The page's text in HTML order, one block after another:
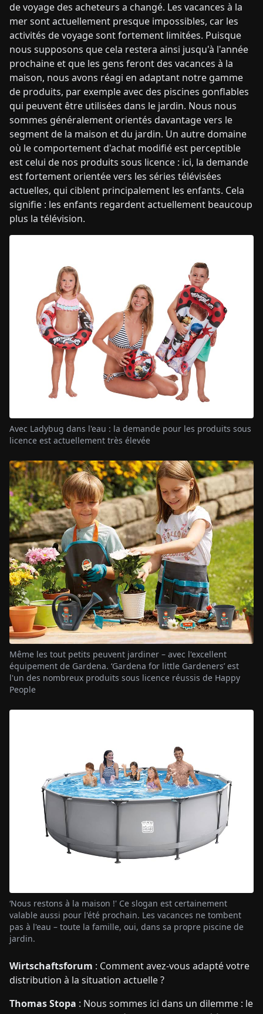
de voyage des acheteurs a changé. Les vacances à la
mer sont actuellement presque impossibles, car les
activités de voyage sont fortement limitées. Puisque
nous supposons que cela restera ainsi jusqu'à l'année
prochaine et que les gens feront des vacances à la
maison, nous avons réagi en adaptant notre gamme
de produits, par exemple avec des piscines gonflables
qui peuvent être utilisées dans le jardin. Nous nous
sommes généralement orientés davantage vers le
segment de la maison et du jardin. Un autre domaine
où le comportement d'achat modifié est perceptible
est celui de nos produits sous licence : ici, la demande
est fortement orientée vers les séries télévisées
actuelles, qui ciblent principalement les enfants. Cela
signifie : les enfants regardent actuellement beaucoup
plus la télévision.
Avec Ladybug dans l'eau : la demande pour les produits sous
licence est actuellement très élevée
Même les tout petits peuvent jardiner – avec l'excellent
équipement de Gardena. ‘Gardena for little Gardeners’ est
l'un des nombreux produits sous licence réussis de Happy
People
‘Nous restons à la maison !' Ce slogan est certainement
valable aussi pour l'été prochain. Les vacances ne tombent
pas à l'eau – toute la famille, oui, dans sa propre piscine de
jardin.
Wirtschaftsforum : Comment avez-vous adapté votre
distribution à la situation actuelle ?
Thomas Stopa : Nous sommes ici dans un dilemme : le